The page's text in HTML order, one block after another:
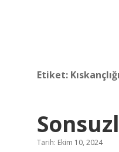
Etiket:
Tarih: Ekim 10, 2024